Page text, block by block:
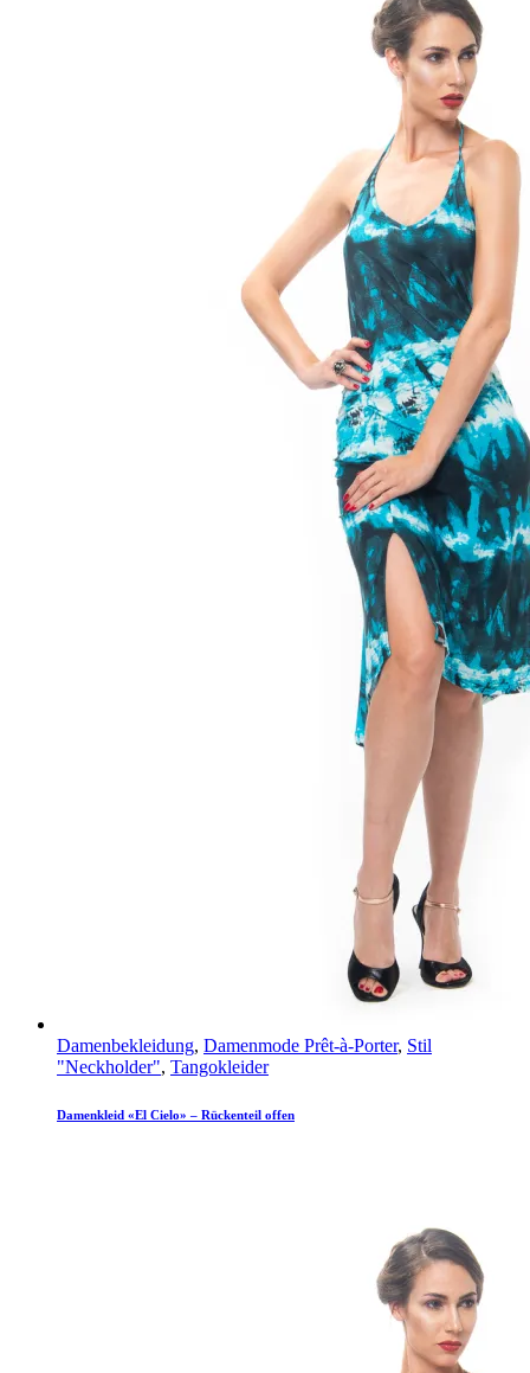
Damenbekleidung, Damenmode Prêt-à-Porter, Stil
"Neckholder", Tangokleider
Damenkleid «El Cielo» – Rückenteil offen